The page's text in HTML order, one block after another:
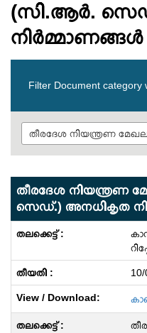
(സി‌.ആര്‍‌.
നിര്‍മ്മാണങ്ങള്‍
Filter Document category
തീരദേശ നിയന്ത്രണ
സെഡ്.) അനധികൃത